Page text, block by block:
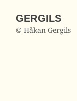
GERGILS
© Håkan Gergils